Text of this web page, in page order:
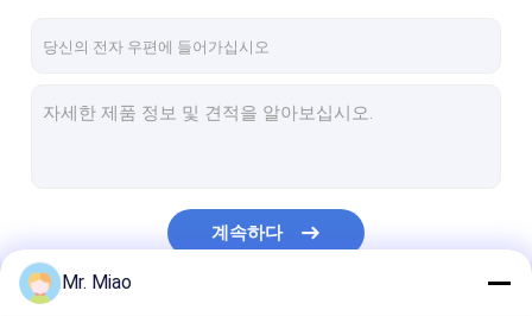
스테인레스 강 핀형 관
핀형 튜브 코일
계속하다
Mr. Miao